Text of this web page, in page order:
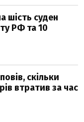
шість суден
РФ та 10
скільки
втратив за час